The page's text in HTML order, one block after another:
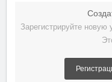
Зарегистрируйте